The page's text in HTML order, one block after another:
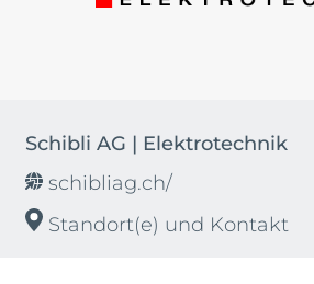
Schibli AG | Elektrotechnik
schibliag.ch/
Standort(e) und Kontakt